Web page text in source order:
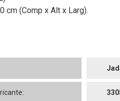
cm (Comp x Alt x Larg).